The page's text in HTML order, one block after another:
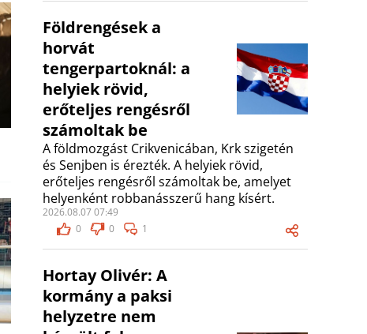
Földrengések a
horvát
tengerpartoknál: a
helyiek rövid,
erőteljes rengésről
számoltak be
A földmozgást Crikvenicában, Krk szigetén
és Senjben is érezték. A helyiek rövid,
erőteljes rengésről számoltak be, amelyet
helyenként robbanásszerű hang kísért.
2026.08.07 07:49
0
0 1
Hortay Olivér: A
kormány a paksi
helyzetre nem